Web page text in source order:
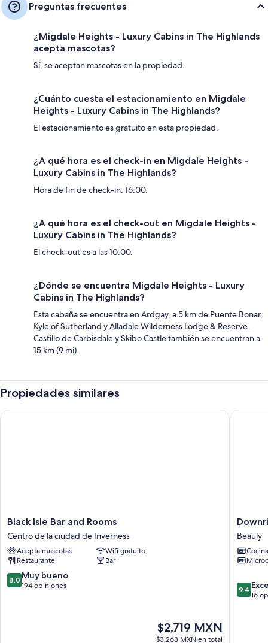
Preguntas frecuentes
¿Migdale Heights - Luxury Cabins in The Highlands
acepta mascotas?
Sí, se aceptan mascotas en la propiedad.
¿Cuánto cuesta el estacionamiento en Migdale
Heights - Luxury Cabins in The Highlands?
El estacionamiento es gratuito en esta propiedad.
¿A qué hora es el check-in en Migdale Heights -
Luxury Cabins in The Highlands?
Hora de fin de check-in: 16:00.
¿A qué hora es el check-out en Migdale Heights -
Luxury Cabins in The Highlands?
El check-out es a las 10:00.
¿Dónde se encuentra Migdale Heights - Luxury
Cabins in The Highlands?
Esta cabaña se encuentra en Ardgay, a 5 km de Puente Bonar,
Kyle of Sutherland y Alladale Wilderness Lodge & Reserve.
Castillo de Carbisdale y Skibo Castle también se encuentran a
15 km (9 mi).
Propiedades similares
Black
Isle
Bar
and
Rooms
Centro
de
Black Isle Bar and Rooms
Centro de la ciudad de Inverness
Acepta mascotas
Wifi gratuito
Restaurante
Bar
8.0
de
8.0 Muy bueno
194 opiniones
El
precio
$2,719 MXN
$3,263 MXN en total
Black Isle Bar and Rooms
Gabbler
Beauly
Beauly
Cocina
9.4
de
9.4
16